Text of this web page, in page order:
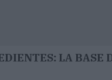
LA BASE